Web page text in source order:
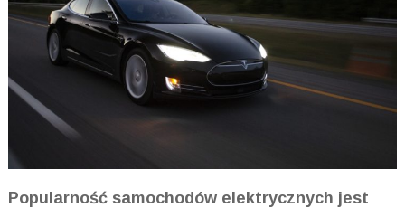
Popularność samochodów elektrycznych jest